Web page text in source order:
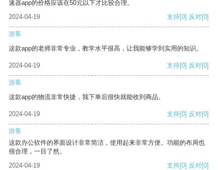
速器app的价格应该在50元以下才比较合理。
2024-04-19
支持[0] 反对[0]
游客
这款app的老师非常专业，教学水平很高，让我能够学到实用的知识。
2024-04-19 支持[0] 反对[0]
游客
这款app的物流非常快捷，我下单后很快就能收到商品。
2024-04-19 支持[0] 反对[0]
游客
这款办公软件的界面设计非常简洁，使用起来非常方便。功能的布局也
很合理，一目了然。
2024-04-19
支持[0] 反对[0]